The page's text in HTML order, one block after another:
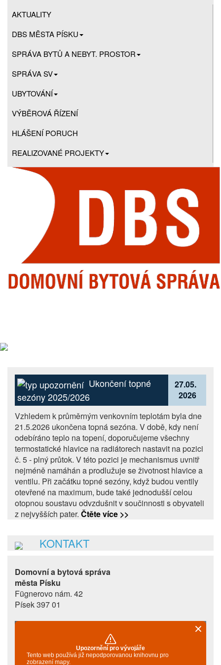
AKTUALITY
DBS MĚSTA PÍSKU
SPRÁVA BYTŮ A NEBYT. PROSTOR
SPRÁVA SV
UBYTOVÁNÍ
VÝBĚROVÁ ŘÍZENÍ
HLÁŠENÍ PORUCH
REALIZOVANÉ PROJEKTY
Ukončení topné
sezóny 2025/2026
27.05.
2026
Vzhledem k průměrným venkovním teplotám byla dne
21.5.2026 ukončena topná sezóna. V době, kdy není
odebíráno teplo na topení, doporučujeme všechny
termostatické hlavice na radiátorech nastavit na pozici
č. 5 - plný průtok. V této pozici je mechanismus uvnitř
nejméně namáhán a prodlužuje se životnost hlavice a
ventilu. Při začátku topné sezóny, když budou ventily
otevřené na maximum, bude také jednodušší celou
otopnou soustavu odvzdušnit v součinnosti s obyvateli
z nejvyšších pater. Čtěte více >>
KONTAKT
Domovní a bytová správa
města Písku
Fügnerovo nám. 42
Písek 397 01